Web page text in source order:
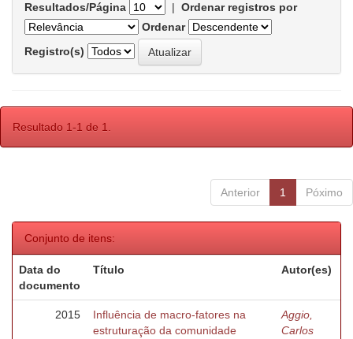
Resultados/Página | Ordenar registros por
Ordenar
Registro(s)
Resultado 1-1 de 1.
Anterior 1 Póximo
Conjunto de itens:
Data do
documento
Título Autor(es)
2015
Influência de macro-fatores na
estruturação da comunidade
Aggio,
Carlos